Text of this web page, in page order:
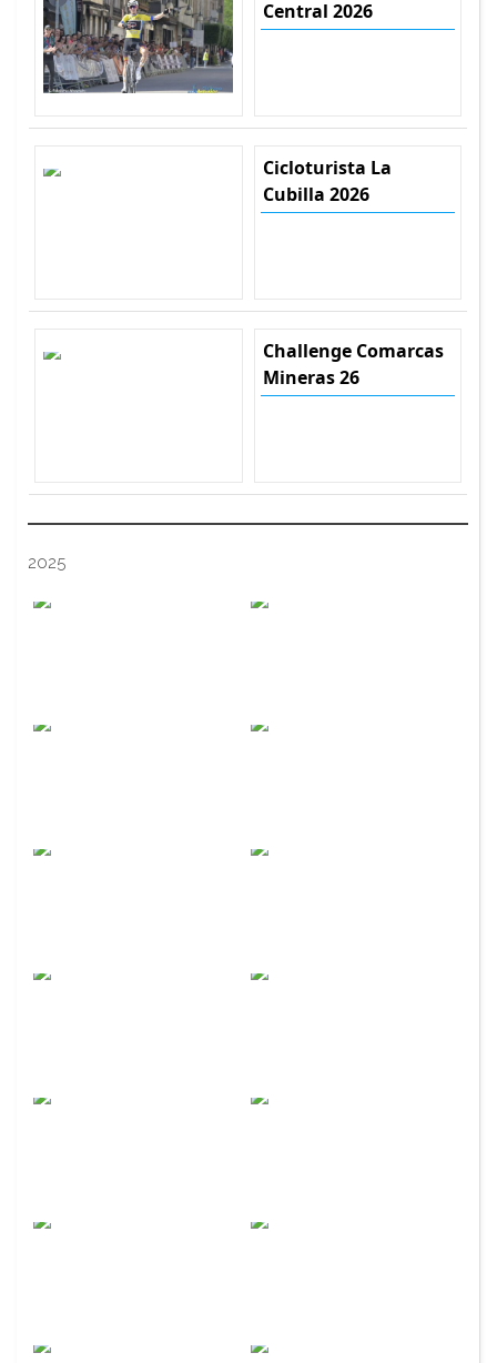
Central 2026
Cicloturista La
Cubilla 2026
Challenge Comarcas
Mineras 26
2025